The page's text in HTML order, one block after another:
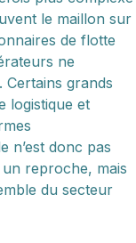
le maillon sur
de flotte
ne
grands
logistique et
n’est donc pas
reproche, mais
du secteur